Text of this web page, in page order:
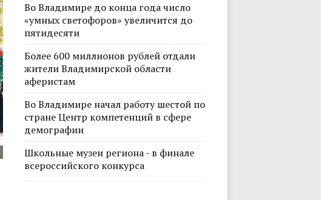
Фото: Кристина Ситникова,
Во Владимире до конца года число
«умных светофоров» увеличится до
пятидесяти
Более 600 миллионов рублей отдали
жители Владимирской области
аферистам
Во Владимире начал работу шестой по
стране Центр компетенций в сфере
демографии
Школьные музеи региона - в финале
всероссийского конкурса